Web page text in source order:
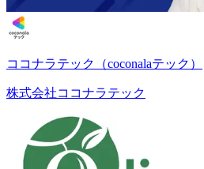
ココナラテック（coconalaテック）
株式会社ココナラテック